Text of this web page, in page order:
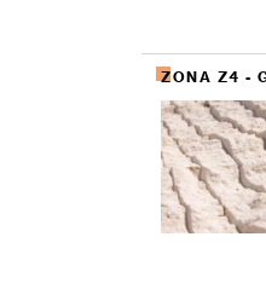
ZONA Z4 -